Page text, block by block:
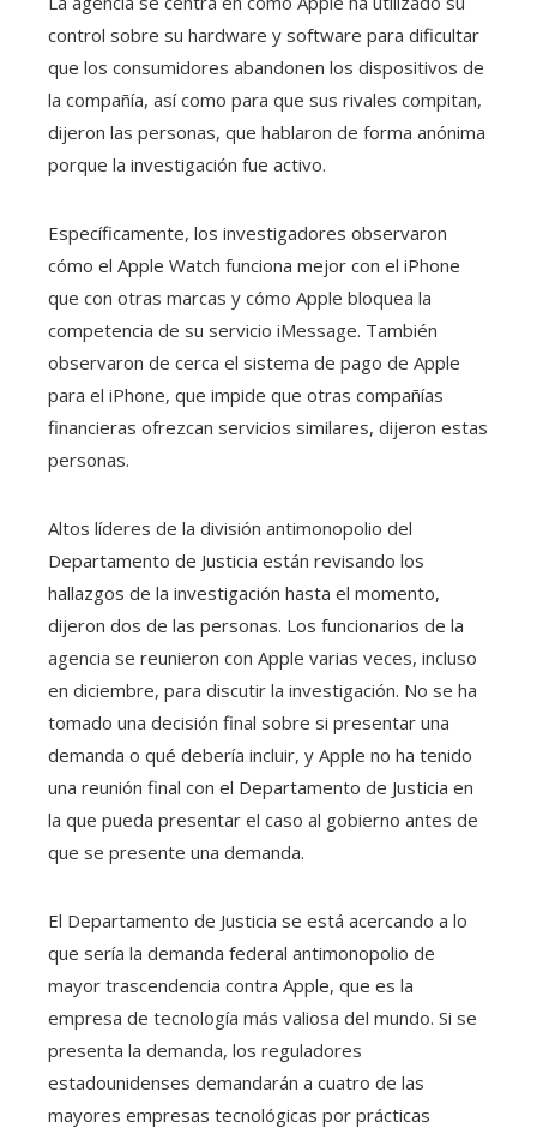
control sobre su hardware y software para dificultar
que los consumidores abandonen los dispositivos de
la compañía, así como para que sus rivales compitan,
dijeron las personas, que hablaron de forma anónima
porque la investigación fue activo.
Específicamente, los investigadores observaron
cómo el Apple Watch funciona mejor con el iPhone
que con otras marcas y cómo Apple bloquea la
competencia de su servicio iMessage. También
observaron de cerca el sistema de pago de Apple
para el iPhone, que impide que otras compañías
financieras ofrezcan servicios similares, dijeron estas
personas.
Altos líderes de la división antimonopolio del
Departamento de Justicia están revisando los
hallazgos de la investigación hasta el momento,
dijeron dos de las personas. Los funcionarios de la
agencia se reunieron con Apple varias veces, incluso
en diciembre, para discutir la investigación. No se ha
tomado una decisión final sobre si presentar una
demanda o qué debería incluir, y Apple no ha tenido
una reunión final con el Departamento de Justicia en
la que pueda presentar el caso al gobierno antes de
que se presente una demanda.
El Departamento de Justicia se está acercando a lo
que sería la demanda federal antimonopolio de
mayor trascendencia contra Apple, que es la
empresa de tecnología más valiosa del mundo. Si se
presenta la demanda, los reguladores
estadounidenses demandarán a cuatro de las
mayores empresas tecnológicas por prácticas